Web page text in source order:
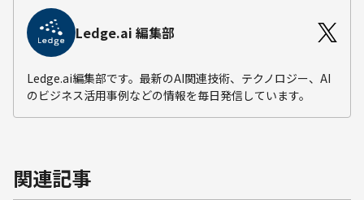
Ledge.ai 編集部
Ledge.ai編集部です。最新のAI関連技術、テクノロジー、AI
のビジネス活用事例などの情報を毎日発信しています。
関連記事